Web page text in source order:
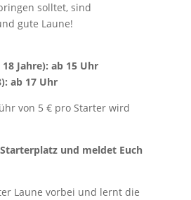
solltet, sind
gute Laune!
Jahre): ab 15 Uhr
ab 17 Uhr
von 5 € pro Starter wird
und meldet Euch
Laune vorbei und lernt die